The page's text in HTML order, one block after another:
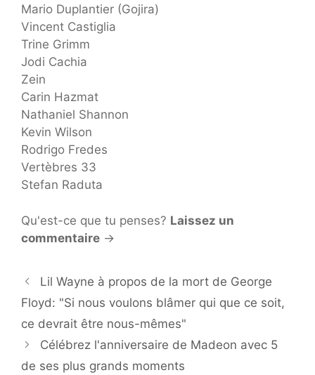
Mario Duplantier (Gojira)
Vincent Castiglia
Trine Grimm
Jodi Cachia
Zein
Carin Hazmat
Nathaniel Shannon
Kevin Wilson
Rodrigo Fredes
Vertèbres 33
Stefan Raduta
Qu'est-ce que tu penses? Laissez un
commentaire →
Lil Wayne à propos de la mort de George
Floyd: "Si nous voulons blâmer qui que ce soit,
ce devrait être nous-mêmes"
Célébrez l'anniversaire de Madeon avec 5
de ses plus grands moments